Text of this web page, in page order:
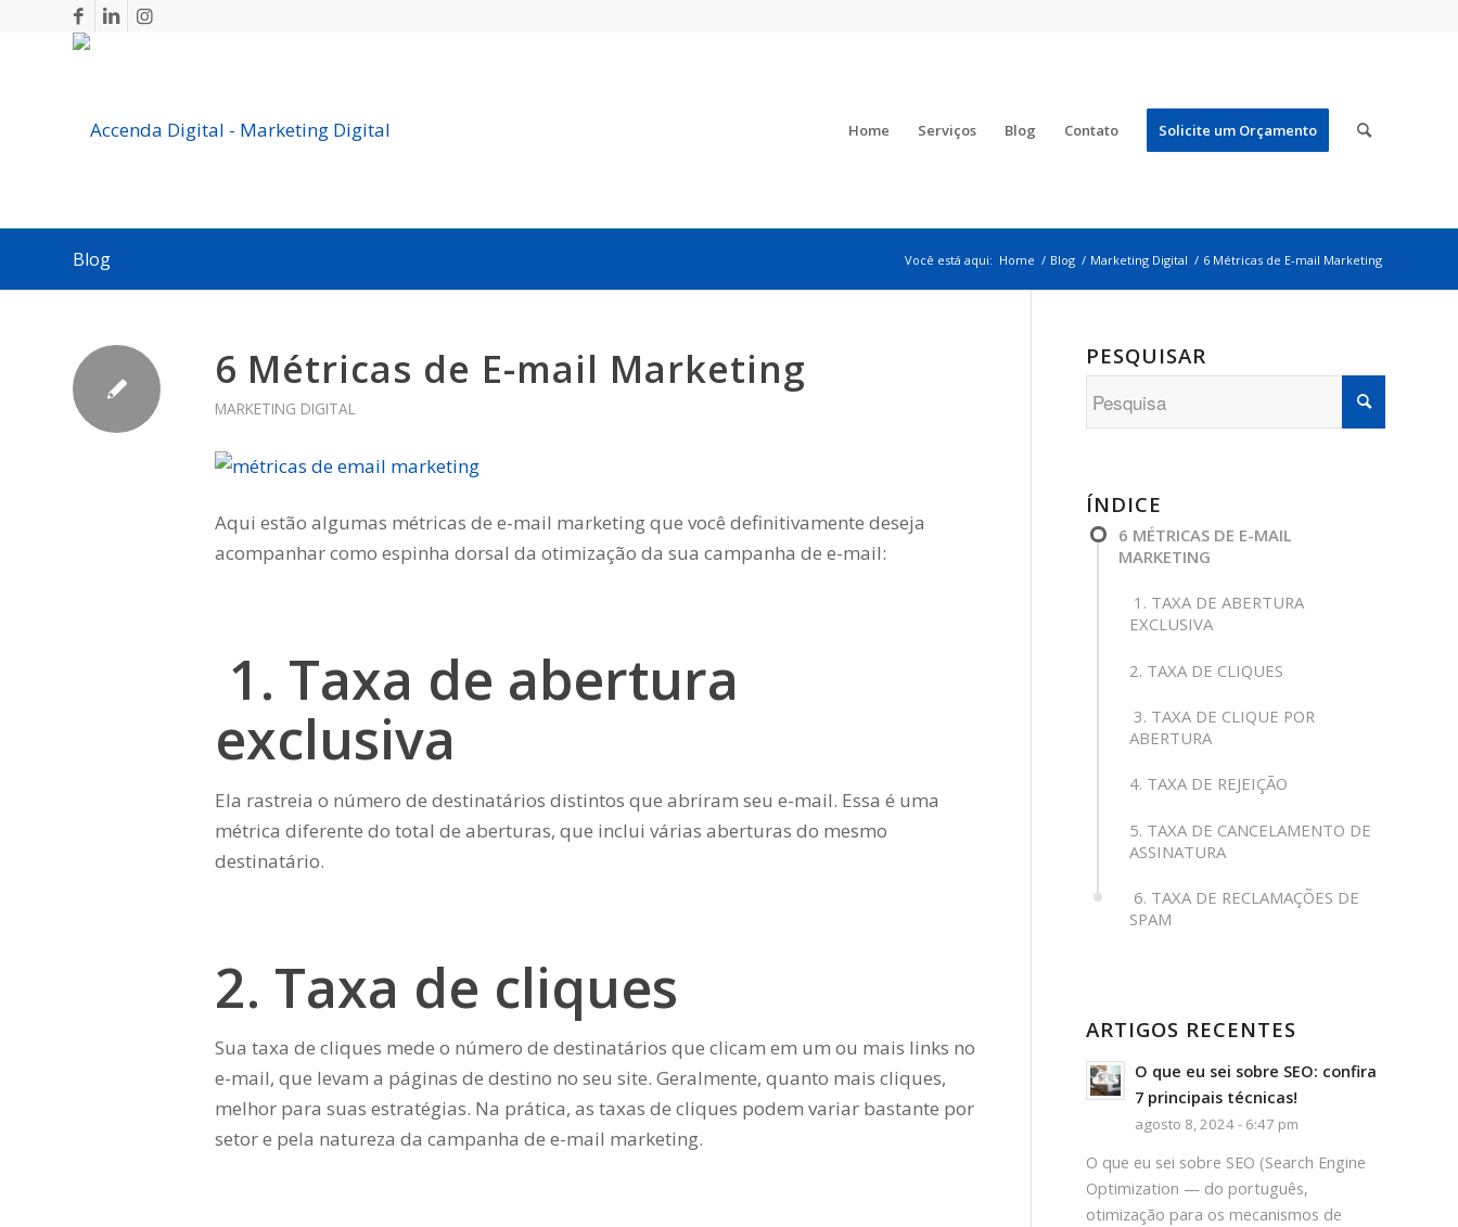
Home Serviços Blog Contato Solicite um Orçamento
Blog Você está aqui: Home / Blog / Marketing Digital / 6 Métricas de E-mail Marketing
6 Métricas de E-mail Marketing
MARKETING DIGITAL
Aqui estão algumas métricas de e-mail marketing que você definitivamente deseja
acompanhar como espinha dorsal da otimização da sua campanha de e-mail:
1. Taxa de abertura
exclusiva
Ela rastreia o número de destinatários distintos que abriram seu e-mail. Essa é uma
métrica diferente do total de aberturas, que inclui várias aberturas do mesmo
destinatário.
2. Taxa de cliques
Sua taxa de cliques mede o número de destinatários que clicam em um ou mais links no
e-mail, que levam a páginas de destino no seu site. Geralmente, quanto mais cliques,
melhor para suas estratégias. Na prática, as taxas de cliques podem variar bastante por
setor e pela natureza da campanha de e-mail marketing.
PESQUISAR
ÍNDICE
6 MÉTRICAS DE E-MAIL
MARKETING
1. TAXA DE ABERTURA
EXCLUSIVA
2. TAXA DE CLIQUES
3. TAXA DE CLIQUE POR
ABERTURA
4. TAXA DE REJEIÇÃO
5. TAXA DE CANCELAMENTO DE
ASSINATURA
6. TAXA DE RECLAMAÇÕES DE
SPAM
ARTIGOS RECENTES
O que eu sei sobre SEO: confira
7 principais técnicas!
agosto 8, 2024 - 6:47 pm
O que eu sei sobre SEO (Search Engine
Optimization — do português,
otimização para os mecanismos de